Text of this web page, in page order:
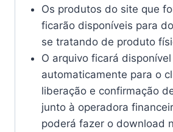
Os produtos do site que
ficarão disponíveis para
se tratando de produto
O arquivo ficará disponível
automaticamente para o
liberação e confirmação
junto à operadora
poderá fazer o download